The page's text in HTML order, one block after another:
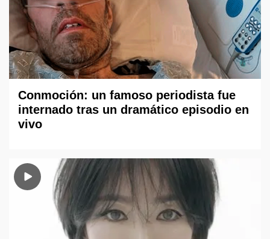
Conmoción: un famoso periodista fue
internado tras un dramático episodio en
vivo